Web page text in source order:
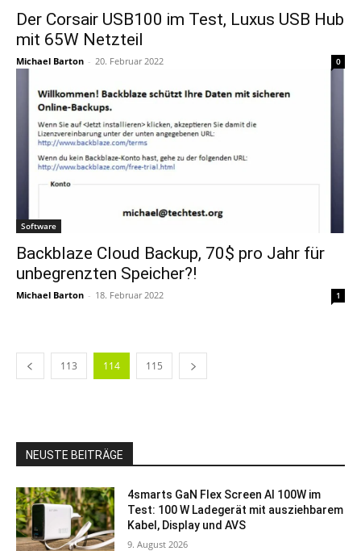
Der Corsair USB100 im Test, Luxus USB Hub
mit 65W Netzteil
Michael Barton - 20. Februar 2022 0
Software
Backblaze Cloud Backup, 70$ pro Jahr für
unbegrenzten Speicher?!
Michael Barton - 18. Februar 2022 1
113 114 115
NEUSTE BEITRÄGE
4smarts GaN Flex Screen AI 100W im
Test: 100 W Ladegerät mit ausziehbarem
Kabel, Display und AVS
9. August 2026